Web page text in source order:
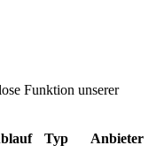
Funktion unserer
Typ
Anbieter